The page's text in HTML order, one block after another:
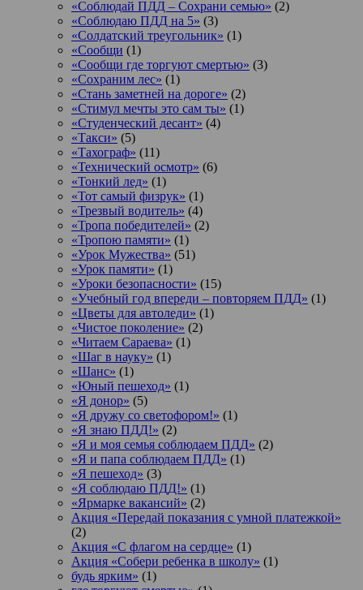
«Соблюдай ПДД – Сохрани семью» (2)
«Соблюдаю ПДД на 5» (3)
«Солдатский треугольник» (1)
«Сообщи (1)
«Сообщи где торгуют смертью» (3)
«Сохраним лес» (1)
«Стань заметней на дороге» (2)
«Стимул мечты это сам ты» (1)
«Студенческий десант» (4)
«Такси» (5)
«Тахограф» (11)
«Технический осмотр» (6)
«Тонкий лед» (1)
«Тот самый физрук» (1)
«Трезвый водитель» (4)
«Тропа победителей» (2)
«Тропою памяти» (1)
«Урок Мужества» (51)
«Урок памяти» (1)
«Уроки безопасности» (15)
«Учебный год впереди – повторяем ПДД» (1)
«Цветы для автоледи» (1)
«Чистое поколение» (2)
«Читаем Сараева» (1)
«Шаг в науку» (1)
«Шанс» (1)
«Юный пешеход» (1)
«Я донор» (5)
«Я дружу со светофором!» (1)
«Я знаю ПДД!» (2)
«Я и моя семья соблюдаем ПДД» (2)
«Я и папа соблюдаем ПДД» (1)
«Я пешеход» (3)
«Я соблюдаю ПДД!» (1)
«Ярмарке вакансий» (2)
Акция «Передай показания с умной платежкой»
(2)
Акция «С флагом на сердце» (1)
Акция «Собери ребенка в школу» (1)
будь ярким» (1)